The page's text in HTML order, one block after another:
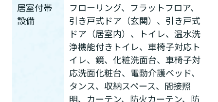
居室付帯
設備
フローリング、フラットフロア、
引き戸式ドア（玄関）、引き戸式
ドア（居室内）、トイレ、温水洗
浄機能付きトイレ、車椅子対応ト
イレ、鏡、化粧洗面台、車椅子対
応洗面化粧台、電動介護ベッド、
タンス、収納スペース、間接照
明、カーテン、防火カーテン、防